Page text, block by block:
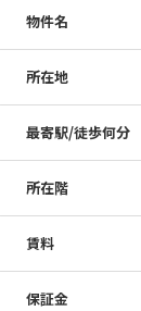
物件名
所在地
最寄駅/徒歩何分
所在階
賃料
保証金